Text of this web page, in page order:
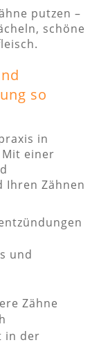
putzen –
schöne
so
in
einer
Ihren Zähnen
und
Zähne
in der